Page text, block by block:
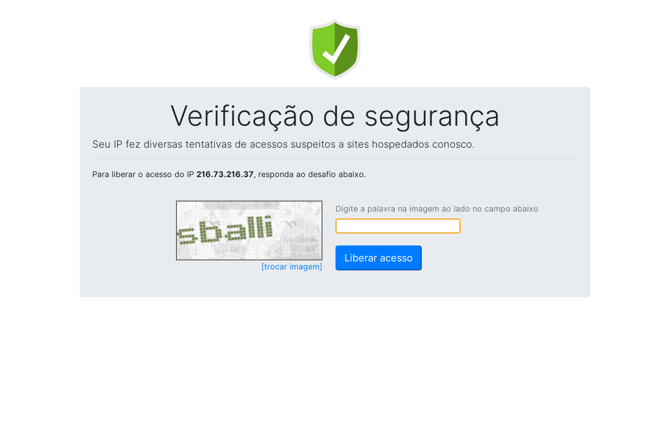
Verificação de segurança
Seu IP fez diversas tentativas de acessos suspeitos a sites hospedados conosco.
Para liberar o acesso do IP 216.73.216.37, responda ao desafio abaixo.
[trocar imagem]
Digite a palavra na imagem ao lado no campo abaixo